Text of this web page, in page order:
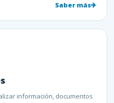
Saber más
información, documentos